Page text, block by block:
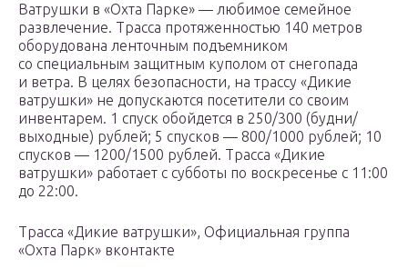
Ватрушки в «Охта Парке» — любимое семейное
развлечение. Трасса протяженностью 140 метров
оборудована ленточным подъемником
со специальным защитным куполом от снегопада
и ветра. В целях безопасности, на трассу «Дикие
ватрушки» не допускаются посетители со своим
инвентарем. 1 спуск обойдется в 250/300 (будни/
выходные) рублей; 5 спусков — 800/1000 рублей; 10
спусков — 1200/1500 рублей. Трасса «Дикие
ватрушки» работает с субботы по воскресенье с 11:00
до 22:00.
Трасса «Дикие ватрушки», Официальная группа
«Охта Парк» вконтакте